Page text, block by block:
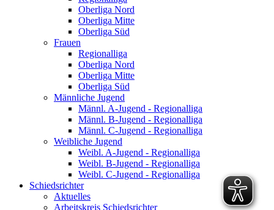
Oberliga Nord
Oberliga Mitte
Oberliga Süd
Frauen
Regionalliga
Oberliga Nord
Oberliga Mitte
Oberliga Süd
Männliche Jugend
Männl. A-Jugend - Regionalliga
Männl. B-Jugend - Regionalliga
Männl. C-Jugend - Regionalliga
Weibliche Jugend
Weibl. A-Jugend - Regionalliga
Weibl. B-Jugend - Regionalliga
Weibl. C-Jugend - Regionalliga
Schiedsrichter
Aktuelles
Arbeitskreis Schiedsrichter